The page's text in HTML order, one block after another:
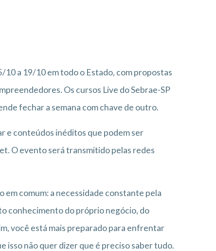
10 a 19/10 em todo o Estado, com propostas
Os cursos Live do Sebrae-SP
fechar a semana com chave de outro.
e conteúdos inéditos que podem ser
O evento será transmitido pelas redes
em comum: a necessidade constante pela
conhecimento do próprio negócio, do
você está mais preparado para enfrentar
isso não quer dizer que é preciso saber tudo.